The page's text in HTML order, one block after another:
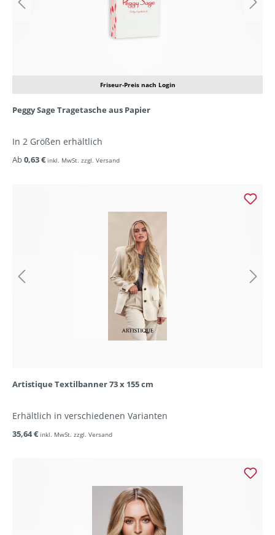
Friseur-Preis nach Login
Peggy Sage Tragetasche aus Papier
In 2 Größen erhältlich
Ab0,63 € inkl. MwSt. zzgl. Versand
Artistique Textilbanner 73 x 155 cm
Erhältlich in verschiedenen Varianten
35,64 € inkl. MwSt. zzgl. Versand